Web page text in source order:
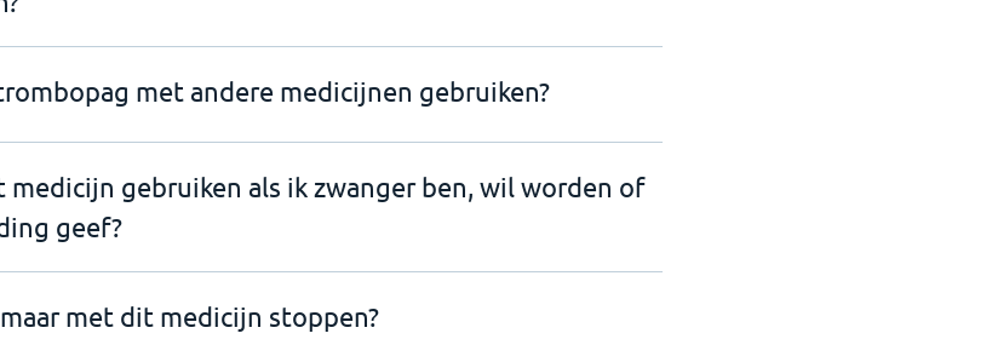
met andere medicijnen gebruiken?
medicijn gebruiken als ik zwanger ben, wil worden of
geef?
met dit medicijn stoppen?